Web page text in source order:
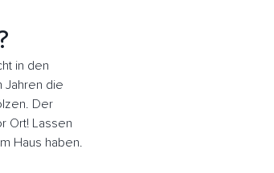
in den
Jahren die
Der
Ort! Lassen
Haus haben.